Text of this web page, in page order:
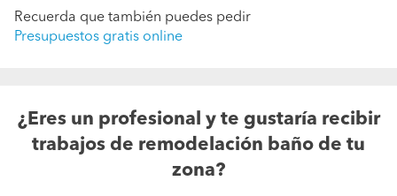
Recuerda que también puedes pedir
Presupuestos gratis online
¿Eres un profesional y te gustaría recibir
trabajos de remodelación baño de tu
zona?